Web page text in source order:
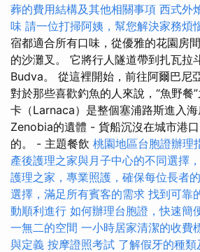
葬的費用結構及其他相關事項 西式外
味 請一位打掃阿姨，幫您解決家務煩
宿都適合所有口味，從優雅的花園房
的沙灘叉。 它將行人隧道帶到扎瓦拉
Budva。 從這裡開始，前往阿爾巴尼
對於那些喜歡釣魚的人來說，“魚野餐
卡（Larnaca）是整個塞浦路斯進入
Zenobia的遺體 - 貨船沉沒在城市港
的。 - 主題餐飲 桃園地區台胞證辦理
產後護理之家與月子中心的不同選擇
護理之家，專業照護，確保每位長者
選擇，滿足所有賓客的需求 找到可靠
動順利進行 如何辦理台胞證，快速簡
一無二的空間 一小時居家清潔的收費
與定義 按摩證照考試 了解假牙的種類